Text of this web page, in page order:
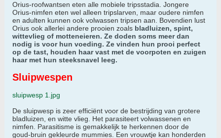
Orius-roofwantsen eten alle mobiele tripsstadia. Jongere
Orius-nimfen eten wel alleen tripslarven, maar oudere nimfen
en adulten kunnen ook volwassen tripsen aan. Bovendien lust
Orius ook allerlei andere prooien zoals bladluizen, spint,
wittevlieg of motteneieren. Ze doden soms meer dan
nodig is voor hun voeding. Ze vinden hun prooi perfect
op de tast, houden haar vast met de voorpoten en zuigen
haar met hun steeksnavel leeg.
Sluipwespen
sluipwesp 1.jpg
De sluipwesp is zeer efficiënt voor de bestrijding van grotere
bladluizen, en witte vlieg. Het parasiteert volwassenen en
nimfen. Parasitisme is gemakkelijk te herkennen door de
goud-bruin gekleurde mummies. Een vrouwtje kan honderden